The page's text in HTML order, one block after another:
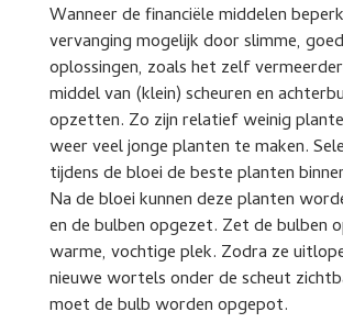
Wanneer de financiële middelen
vervanging mogelijk door slimme,
oplossingen, zoals het zelf
middel van (klein) scheuren en
opzetten. Zo zijn relatief weinig
weer veel jonge planten te maken.
tijdens de bloei de beste planten
Na de bloei kunnen deze planten
en de bulben opgezet. Zet de bulben
warme, vochtige plek. Zodra ze
nieuwe wortels onder de scheut
moet de bulb worden opgepot.